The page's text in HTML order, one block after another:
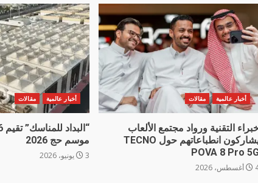
أخبار عالمية مقالات
التقنية ورواد مجتمع الألعاب
يشاركون انطباعاتهم حول TECNO
POVA 8 Pro
2026
أخبار عالمية مقالات
موسم حج 2026
3 يونيو، 2026